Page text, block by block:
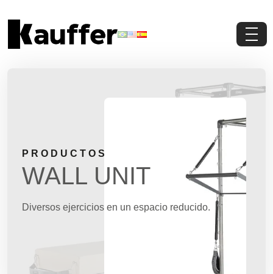
Productos
Contenidos
Contacto
Pedi Presupuesto
PRODUCTOS
WALL UNIT
Diversos ejercicios en un espacio reducido.